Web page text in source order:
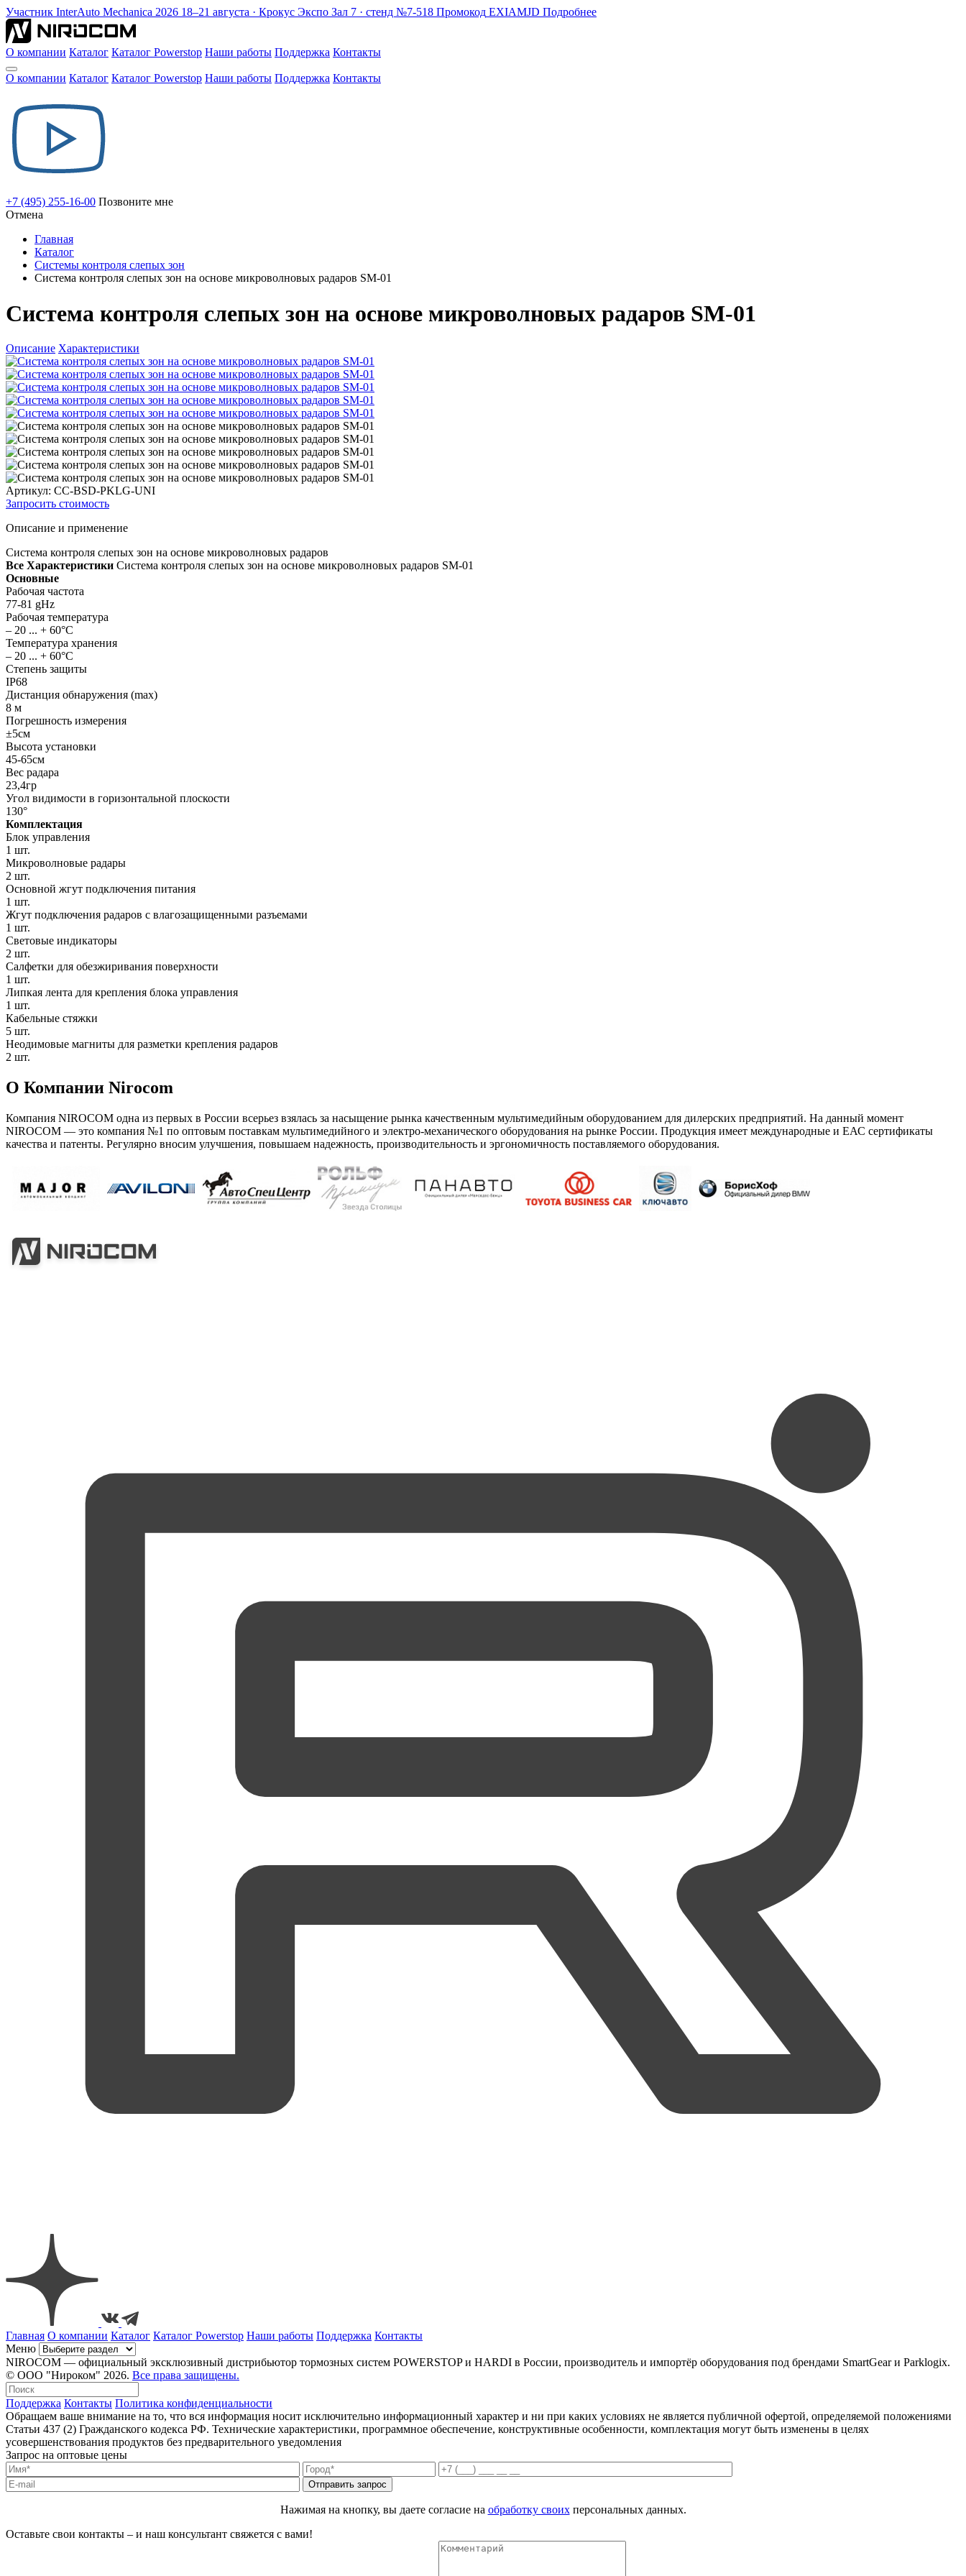
Участник InterAuto Mechanica 2026 18–21 августа · Крокус Экспо Зал 7 · стенд №7-518 Промокод EXIAMJD Подробнее
О компании Каталог Каталог Powerstop Наши работы Поддержка Контакты
О компании Каталог Каталог Powerstop Наши работы Поддержка Контакты
+7 (495) 255-16-00 Позвоните мне
Отмена
Главная
Каталог
Системы контроля слепых зон
Система контроля слепых зон на основе микроволновых радаров SM-01
Система контроля слепых зон на основе микроволновых радаров SM-01
Описание Характеристики
Артикул: CC-BSD-PKLG-UNI
Запросить стоимость
Описание и применение
Система контроля слепых зон на основе микроволновых радаров
Все Характеристики Система контроля слепых зон на основе микроволновых радаров SM-01
Основные
Рабочая частота
77-81 gHz
Рабочая температура
– 20 ... + 60°С
Температура хранения
– 20 ... + 60°С
Степень защиты
IP68
Дистанция обнаружения (max)
8 м
Погрешность измерения
±5см
Высота установки
45-65см
Вес радара
23,4гр
Угол видимости в горизонтальной плоскости
130°
Комплектация
Блок управления
1 шт.
Микроволновые радары
2 шт.
Основной жгут подключения питания
1 шт.
Жгут подключения радаров с влагозащищенными разъемами
1 шт.
Световые индикаторы
2 шт.
Салфетки для обезжиривания поверхности
1 шт.
Липкая лента для крепления блока управления
1 шт.
Кабельные стяжки
5 шт.
Неодимовые магниты для разметки крепления радаров
2 шт.
О Компании Nirocom
Компания NIROCOM одна из первых в России всерьез взялась за насыщение рынка качественным мультимедийным оборудованием для дилерских предприятий. На данный момент
NIROCOM — это компания №1 по оптовым поставкам мультимедийного и электро-механического оборудования на рынке России. Продукция имеет международные и ЕАС сертификаты
качества и патенты. Регулярно вносим улучшения, повышаем надежность, производительность и эргономичность поставляемого оборудования.
Главная О компании Каталог Каталог Powerstop Наши работы Поддержка Контакты
Меню
NIROCOM — официальный эксклюзивный дистрибьютор тормозных систем POWERSTOP и HARDI в России, производитель и импортёр оборудования под брендами SmartGear и Parklogix.
© ООО "Нироком" 2026. Все права защищены.
Поддержка Контакты Политика конфиденциальности
Обращаем ваше внимание на то, что вся информация носит исключительно информационный характер и ни при каких условиях не является публичной офертой, определяемой положениями
Статьи 437 (2) Гражданского кодекса РФ. Технические характеристики, программное обеспечение, конструктивные особенности, комплектация могут быть изменены в целях
усовершенствования продуктов без предварительного уведомления
Запрос на оптовые цены
Нажимая на кнопку, вы даете согласие на обработку своихперсональных данных.
Оставьте свои контакты – и наш консультант свяжется с вами!